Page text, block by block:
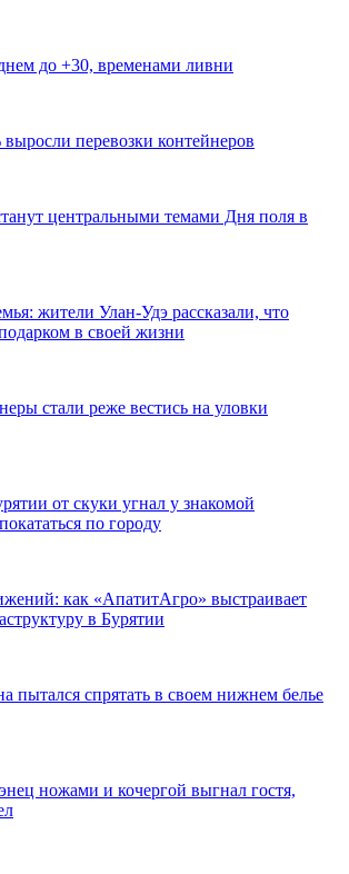
до +30, временами ливни
перевозки контейнеров
центральными темами Дня поля в
жители Улан-Удэ рассказали, что
в своей жизни
стали реже вестись на уловки
от скуки угнал у знакомой
по городу
как «АпатитАгро» выстраивает
в Бурятии
пытался спрятать в своем нижнем белье
ножами и кочергой выгнал гостя,